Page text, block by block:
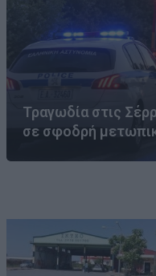
Τραγωδία στις
σε σφοδρή